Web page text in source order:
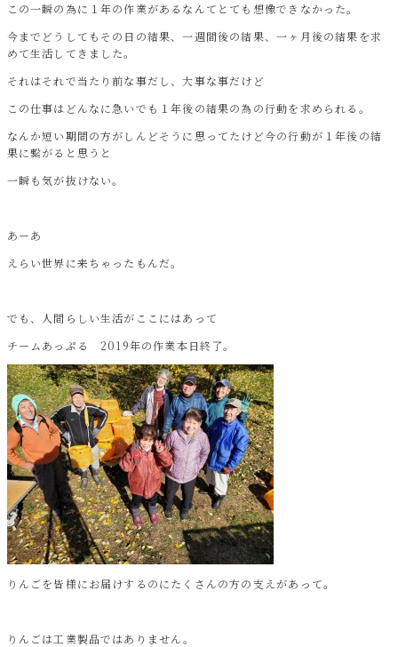
この一瞬の為に１年の作業があるなんてとても想像できなかった。
今までどうしてもその日の結果、一週間後の結果、一ヶ月後の結果を求
めて生活してきました。
それはそれで当たり前な事だし、大事な事だけど
この仕事はどんなに急いでも１年後の結果の為の行動を求められる。
なんか短い期間の方がしんどそうに思ってたけど今の行動が１年後の結
果に繋がると思うと
一瞬も気が抜けない。
あーあ
えらい世界に来ちゃったもんだ。
でも、人間らしい生活がここにはあって
チームあっぷる 2019年の作業本日終了。
りんごを皆様にお届けするのにたくさんの方の支えがあって。
りんごは工業製品ではありません。